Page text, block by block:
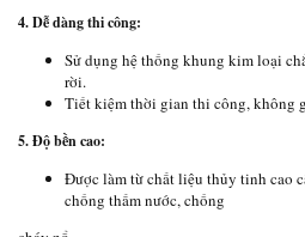
4. Dễ dàng thi công:
Sử dụng hệ thống khung kim loại
rời.
Tiết kiệm thời gian thi công, không
5. Độ bền cao:
Được làm từ chất liệu thủy tinh cao
chống thấm nước, chống